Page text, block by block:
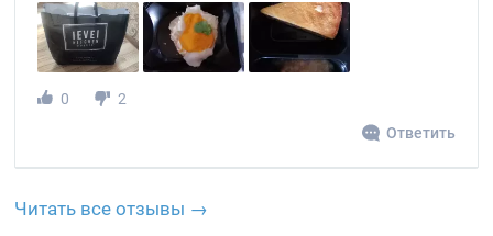
0
2
Ответить
Читать все отзывы →